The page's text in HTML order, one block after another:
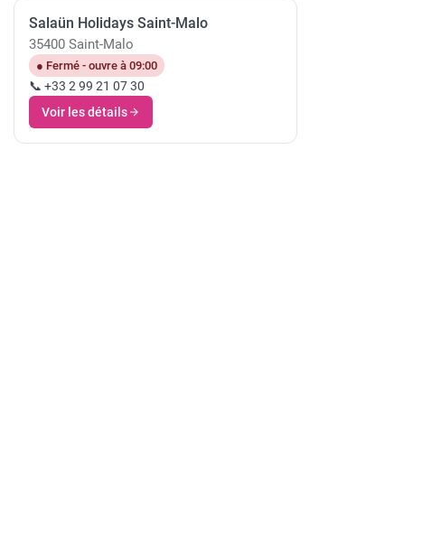
Salaün Holidays Saint-Malo
35400 Saint-Malo
● Fermé - ouvre à 09:00
📞 +33 2 99 21 07 30
Voir les détails